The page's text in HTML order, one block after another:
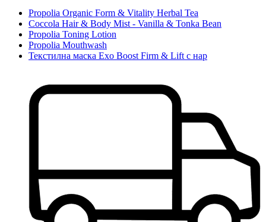
Propolia Organic Form & Vitality Herbal Tea
Coccola Hair & Body Mist - Vanilla & Tonka Bean
Propolia Toning Lotion
Propolia Mouthwash
Текстилна маска Exo Boost Firm & Lift с нар